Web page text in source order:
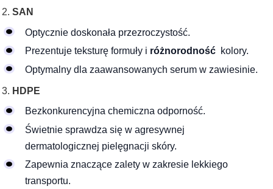
SAN
Optycznie doskonała przezroczystość.
Prezentuje teksturę formuły i różnorodność kolory.
Optymalny dla zaawansowanych serum w zawiesinie.
HDPE
Bezkonkurencyjna chemiczna odporność.
Świetnie sprawdza się w agresywnej
dermatologicznej pielęgnacji skóry.
Zapewnia znaczące zalety w zakresie lekkiego
transportu.